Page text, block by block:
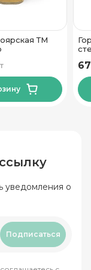
ТМ
уведомления о
Подписаться